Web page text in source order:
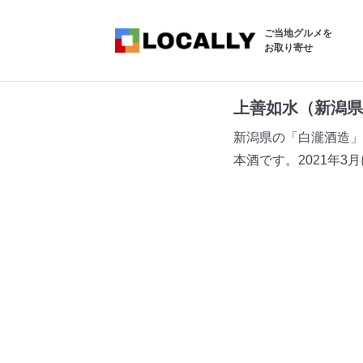
ご当地グルメを
お取り寄せ
上善如水（新潟
新潟県の「白瀧酒造
本酒です。2021年3